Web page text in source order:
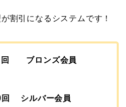
割引になるシステムです！
回 ブロンズ会員
回 シルバー会員